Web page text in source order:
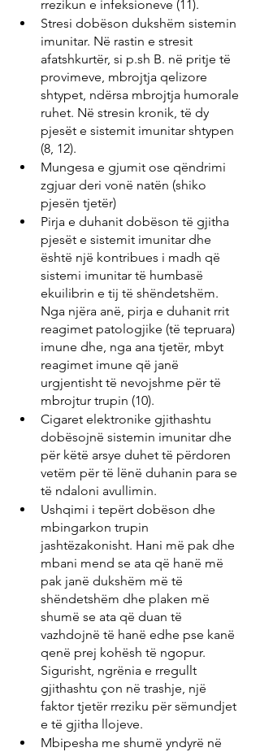
rrezikun e infeksioneve (11).
Stresi dobëson dukshëm sistemin
imunitar. Në rastin e stresit
afatshkurtër, si p.sh B. në pritje të
provimeve, mbrojtja qelizore
shtypet, ndërsa mbrojtja humorale
ruhet. Në stresin kronik, të dy
pjesët e sistemit imunitar shtypen
(8, 12).
Mungesa e gjumit ose qëndrimi
zgjuar deri vonë natën (shiko
pjesën tjetër)
Pirja e duhanit dobëson të gjitha
pjesët e sistemit imunitar dhe
është një kontribues i madh që
sistemi imunitar të humbasë
ekuilibrin e tij të shëndetshëm.
Nga njëra anë, pirja e duhanit rrit
reagimet patologjike (të tepruara)
imune dhe, nga ana tjetër, mbyt
reagimet imune që janë
urgjentisht të nevojshme për të
mbrojtur trupin (10).
Cigaret elektronike gjithashtu
dobësojnë sistemin imunitar dhe
për këtë arsye duhet të përdoren
vetëm për të lënë duhanin para se
të ndaloni avullimin.
Ushqimi i tepërt dobëson dhe
mbingarkon trupin
jashtëzakonisht. Hani më pak dhe
mbani mend se ata që hanë më
pak janë dukshëm më të
shëndetshëm dhe plaken më
shumë se ata që duan të
vazhdojnë të hanë edhe pse kanë
qenë prej kohësh të ngopur.
Sigurisht, ngrënia e rregullt
gjithashtu çon në trashje, një
faktor tjetër rreziku për sëmundjet
e të gjitha llojeve.
Mbipesha me shumë yndyrë në